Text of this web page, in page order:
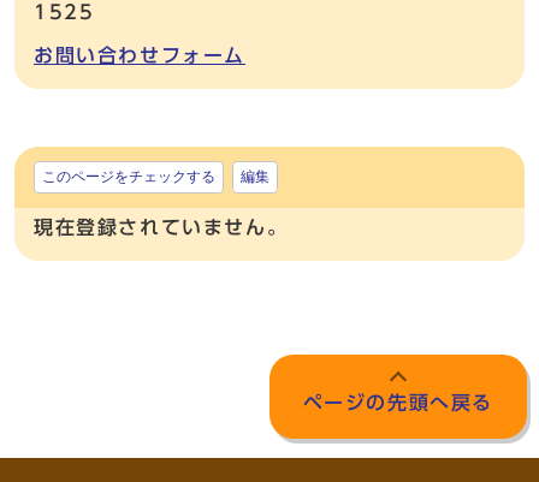
1525
お問い合わせフォーム
このページをチェックする 編集
現在登録されていません。
ページの先頭へ戻る